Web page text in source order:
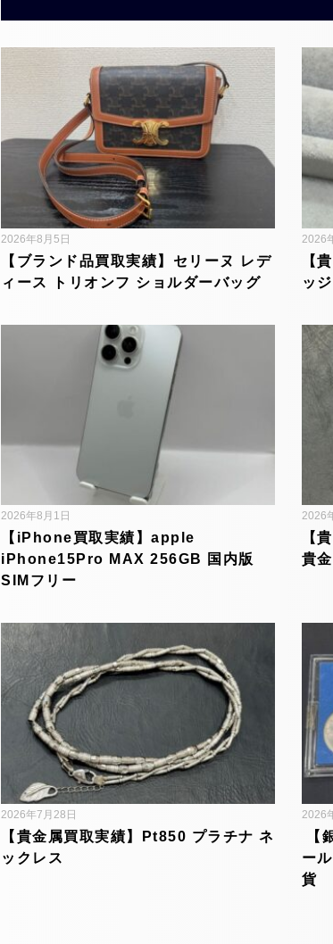
【ブランド品買取実績】セリーヌ レデ
ィース トリオンフ ショルダーバッグ
2026年8月5日
【
ッジ
2026
【iPhone買取実績】apple
iPhone15Pro MAX 256GB 国内版
SIMフリー
2026年8月1日
【
貴
2026
【貴金属買取実績】Pt850 プラチナ ネ
ックレス
2026年7月28日
【
ー
貨
2026